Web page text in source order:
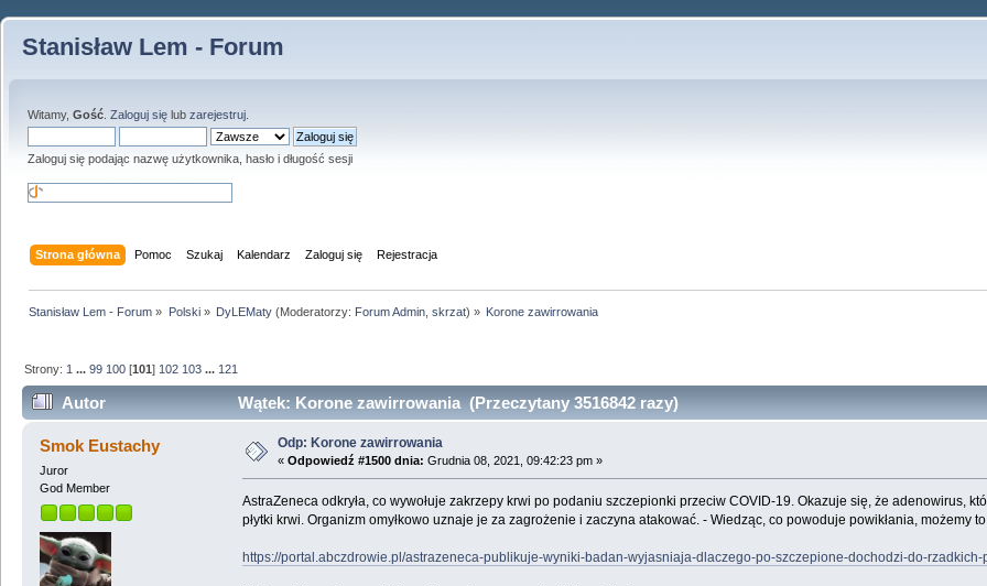
Stanisław Lem - Forum
Witamy, Gość Zaloguj się lub zarejestruj
Zaloguj się podając nazwę użytkownika, hasło i długość sesji
Strona główna Pomoc Szukaj Kalendarz Zaloguj się Rejestracja
Stanisław Lem - Forum » Polski» DyLEMaty(Moderatorzy: Forum Admin, skrzat) » Korone zawirrowania
Strony: 1 ...99 100 [101] 102 103 ... 121
Autor Wątek: Korone zawirrowania (Przeczytany 3516842 razy)
Smok Eustachy
Juror
God Member
Odp: Korone zawirrowania
« Odpowiedź #1500 dnia: Grudnia 08, 2021, 09:42:23 pm »
AstraZeneca odkryła, co wywołuje zakrzepy krwi po podaniu szczepionki przeciw COVID-19. Okazuje się, że adenowirus,
płytki krwi. Organizm omyłkowo uznaje je za zagrożenie i zaczyna atakować. - Wiedząc, co powoduje powikłania, możemy
https://portal.abczdrowie.pl/astrazeneca-publikuje-wyniki-badan-wyjasniaja-dlaczego-po-szczepione-dochodzi-do-